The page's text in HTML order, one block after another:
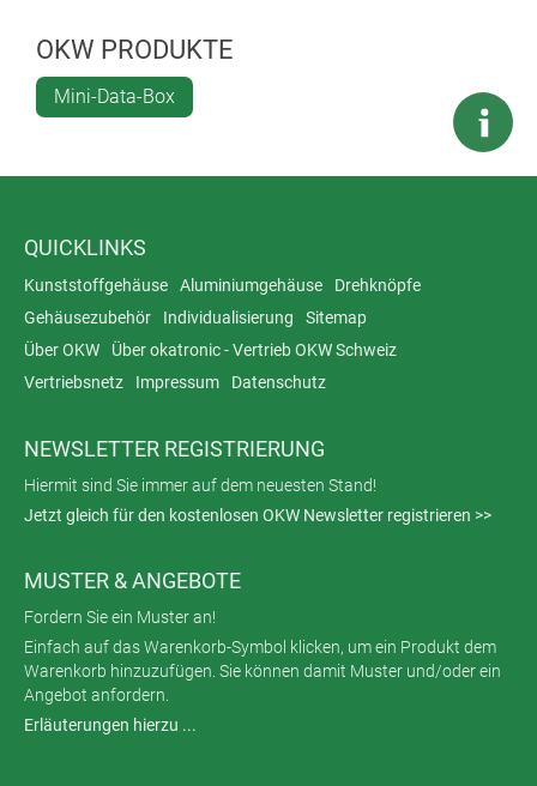
OKW PRODUKTE
Mini-Data-Box
QUICKLINKS
Kunststoffgehäuse Aluminiumgehäuse
Drehknöpfe
Gehäusezubehör
Individualisierung
Sitemap
Über OKW
Über okatronic - Vertrieb OKW Schweiz
Vertriebsnetz
Impressum Datenschutz
NEWSLETTER REGISTRIERUNG
Hiermit sind Sie immer auf dem neuesten Stand!
Jetzt gleich für den kostenlosen OKW Newsletter registrieren >>
MUSTER & ANGEBOTE
Fordern Sie ein Muster an!
Einfach auf das Warenkorb-Symbol klicken, um ein Produkt dem
Warenkorb hinzuzufügen. Sie können damit Muster und/oder ein
Angebot anfordern.
Erläuterungen hierzu ...